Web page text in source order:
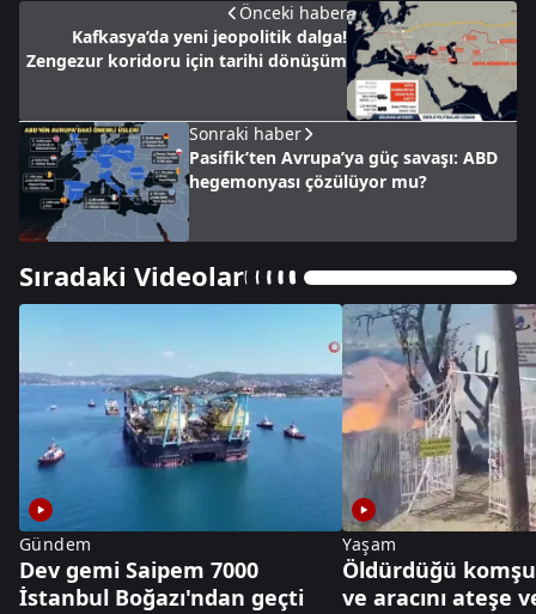
Önceki haber
Kafkasya’da yeni jeopolitik dalga!
Zengezur koridoru için tarihi dönüşüm
Sonraki haber
Pasifik’ten Avrupa’ya güç savaşı: ABD
hegemonyası çözülüyor mu?
Sıradaki Videolar
Gündem
Dev gemi Saipem 7000
İstanbul Boğazı'ndan geçti
Yaşam
Öldürdüğü
ve aracını ateşe